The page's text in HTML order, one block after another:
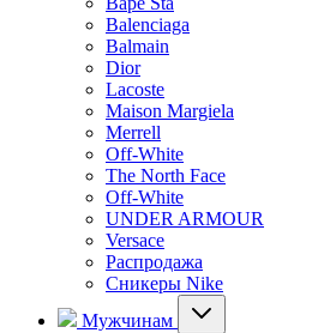
Balenciaga
Balmain
Dior
Lacoste
Maison Margiela
Merrell
Off-White
The North Face
Off-White
UNDER ARMOUR
Versace
Распродажа
Сникеры Nike
Мужчинам